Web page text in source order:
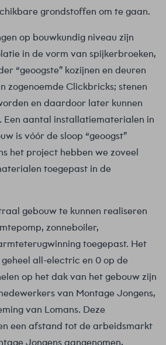
grondstoffen om te gaan.
op bouwkundig niveau zijn
in de vorm van spijkerbroeken,
“geoogste” kozijnen en deuren
zogenoemde Clickbricks; stenen
en daardoor later kunnen
Een aantal installatiematerialen in
is vóór de sloop “geoogst”
het project hebben we zoveel
toegepast in de
gebouw te kunnen realiseren
zonneboiler,
toegepast. Het
all-electric en 0 op de
op het dak van het gebouw zijn
van Montage Jongens,
van Lomans. Deze
een afstand tot de arbeidsmarkt
Jongens aangenomen,